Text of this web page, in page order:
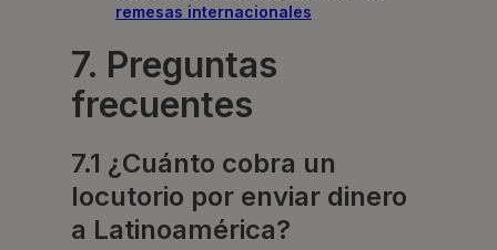
remesas internacionales
7. Preguntas
frecuentes
7.1 ¿Cuánto cobra un
locutorio por enviar dinero
a Latinoamérica?